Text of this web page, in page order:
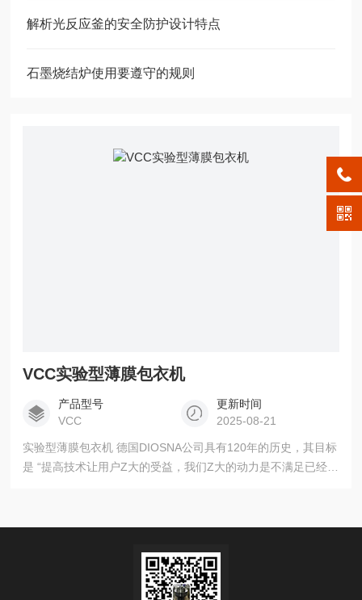
解析光反应釜的安全防护设计特点
石墨烧结炉使用要遵守的规则
VCC实验型薄膜包衣机
产品型号
VCC
更新时间
2025-08-21
实验型薄膜包衣机 德国DIOSNA公司具有120年的历史，其目标
是 “提高技术让用户Z大的受益，我们Z大的动力是不满足已经取
实验室小型摸拟设备；2000年生产颗粒包衣设备，其垂直离心